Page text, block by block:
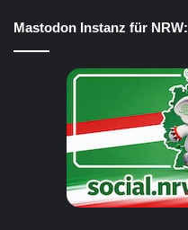
Mastodon Instanz für NRW: